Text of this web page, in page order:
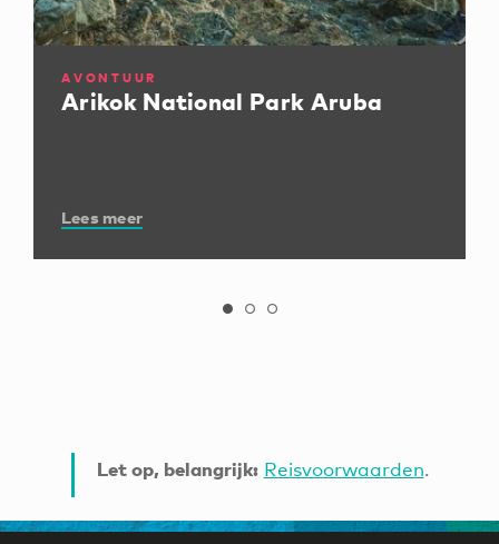
AVONTUUR
Arikok National Park Aruba
Lees meer
Let op, belangrijk: Reisvoorwaarden.